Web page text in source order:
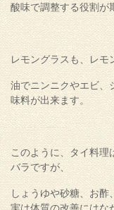
酸味で調整する役割が
レモングラスも、レモ
油でニンニクやエビ、
味料が出来ます。
このように、タイ料理
バラですが、
しょうゆや砂糖、お酢
実は体質の改善にはな